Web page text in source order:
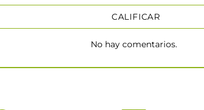
CALIFICAR
No hay comentarios.